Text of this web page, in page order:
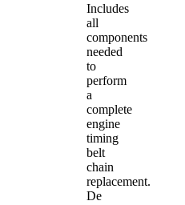
Includes
all
components
needed
to
perform
a
complete
engine
timing
belt
chain
replacement.
De